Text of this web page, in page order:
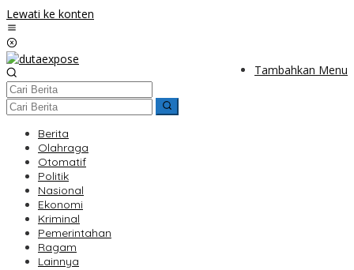
Lewati ke konten
Tambahkan Menu
Berita
Olahraga
Otomatif
Politik
Nasional
Ekonomi
Kriminal
Pemerintahan
Ragam
Lainnya